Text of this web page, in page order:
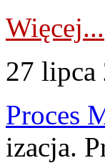
Więcej...
27 lipca
Proces
izacja.